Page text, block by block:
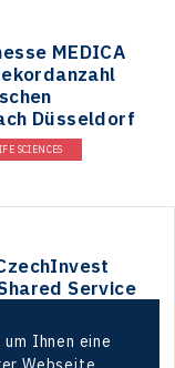
MEDICA
Düsseldorf
SCIENCES
Service
Ihnen eine